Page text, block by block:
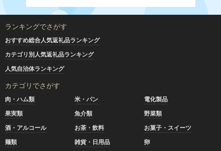
ランキングでさがす
おすすめ総合人気返礼品ランキング
カテゴリ別人気返礼品ランキング
人気自治体ランキング
カテゴリでさがす
肉・ハム類 米・パン
電化製品
果実類
魚介類
野菜類
酒・アルコール
お茶・飲料
お菓子・スイーツ
麺類
雑貨・日用品
卵